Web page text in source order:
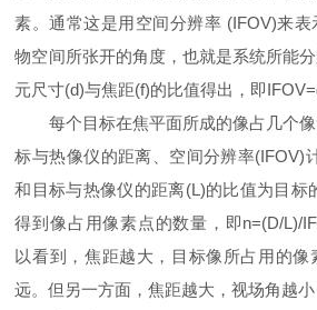
素。通常这是用空间分辨率 (IFOV)来
物空间所张开的角度，也就是系统所能
元尺寸(d)与焦距(f)的比值得出，即
每个目标在焦平面所成的像占几个像
标与热像仪的距离、空间分辨率(IFOV)
和目标与热像仪的距离(L)的比值为目标
得到像占用像素点的数量，即n=(D/L)/
以看到，焦距越大，目标像所占用的
远。但另一方面，焦距越大，视场角越